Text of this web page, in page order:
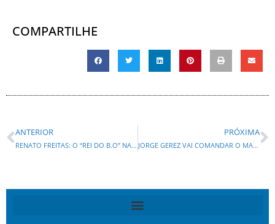
COMPARTILHE
ANTERIOR
RENATO FREITAS: O “REI DO B.O” NA MIRA DA CASSAÇÃO
PRÓXIMA
JORGE GEREZ VAI COMANDAR O MARKETING DAS CAMPANHAS DE SANDRO ALEX E ALEXANDRE CURI